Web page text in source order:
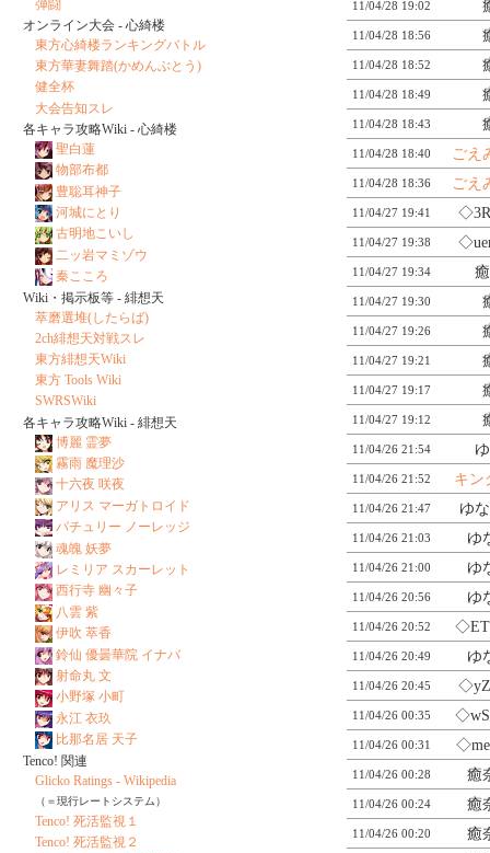
11/04/28 19:02
11/04/28 18:56
11/04/28 18:52
11/04/28 18:49
11/04/28 18:43
11/04/28 18:40 ごえ
11/04/28 18:36 ごえ
11/04/27 19:41
11/04/27 19:38
11/04/27 19:34
11/04/27 19:30
11/04/27 19:26
11/04/27 19:21
11/04/27 19:17
11/04/27 19:12
11/04/26 21:54
11/04/26 21:52 キン
11/04/26 21:47 ゆ
11/04/26 21:03 ゆ
11/04/26 21:00 ゆ
11/04/26 20:56 ゆ
11/04/26 20:52
11/04/26 20:49 ゆ
11/04/26 20:45
11/04/26 00:35
11/04/26 00:31
11/04/26 00:28 癒
11/04/26 00:24 癒
11/04/26 00:20 癒
弾闘
オンライン大会 - 心綺楼
東方心綺楼ランキングバトル
東方華妻舞踏(かめんぶとう)
健全杯
大会告知スレ
各キャラ攻略Wiki - 心綺楼
聖白蓮
物部布都
豊聡耳神子
河城にとり
古明地こいし
二ッ岩マミゾウ
秦こころ
Wiki・掲示板等 - 緋想天
萃磨選堆(したらば)
2ch緋想天対戦スレ
東方緋想天Wiki
東方 Tools Wiki
SWRSWiki
各キャラ攻略Wiki - 緋想天
博麗 霊夢
霧雨 魔理沙
十六夜 咲夜
アリス マーガトロイド
パチュリー ノーレッジ
魂魄 妖夢
レミリア スカーレット
西行寺 幽々子
八雲 紫
伊吹 萃香
鈴仙 優曇華院 イナバ
射命丸 文
小野塚 小町
永江 衣玖
比那名居 天子
Tenco! 関連
Glicko Ratings - Wikipedia
（＝現行レートシステム）
Tenco! 死活監視１
Tenco! 死活監視２